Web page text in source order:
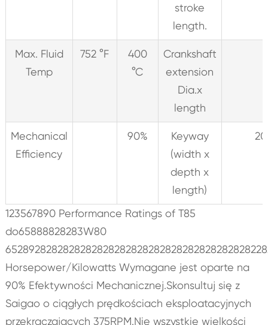
stroke
length.
Max. Fluid
Temp
752 °F
400
°C
Crankshaft
extension
Dia.x
length
Mechanical
Efficiency
90%
Keyway
(width x
depth x
length)
123567890 Performance Ratings of T85
do65888828283W80
Horsepower/Kilowatts Wymagane jest oparte na
90% Efektywności Mechanicznej.Skonsultuj się z
Saigao o ciągłych prędkościach eksploatacyjnych
przekraczających 375RPM.Nie wszystkie wielkości